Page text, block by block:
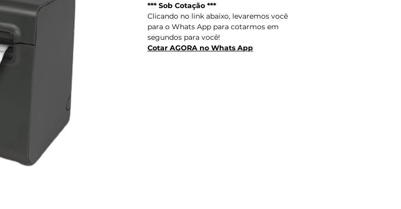
*** Sob Cotação ***
Clicando no link abaixo, levaremos você
para o Whats App para cotarmos em
segundos para você!
Cotar AGORA no Whats App